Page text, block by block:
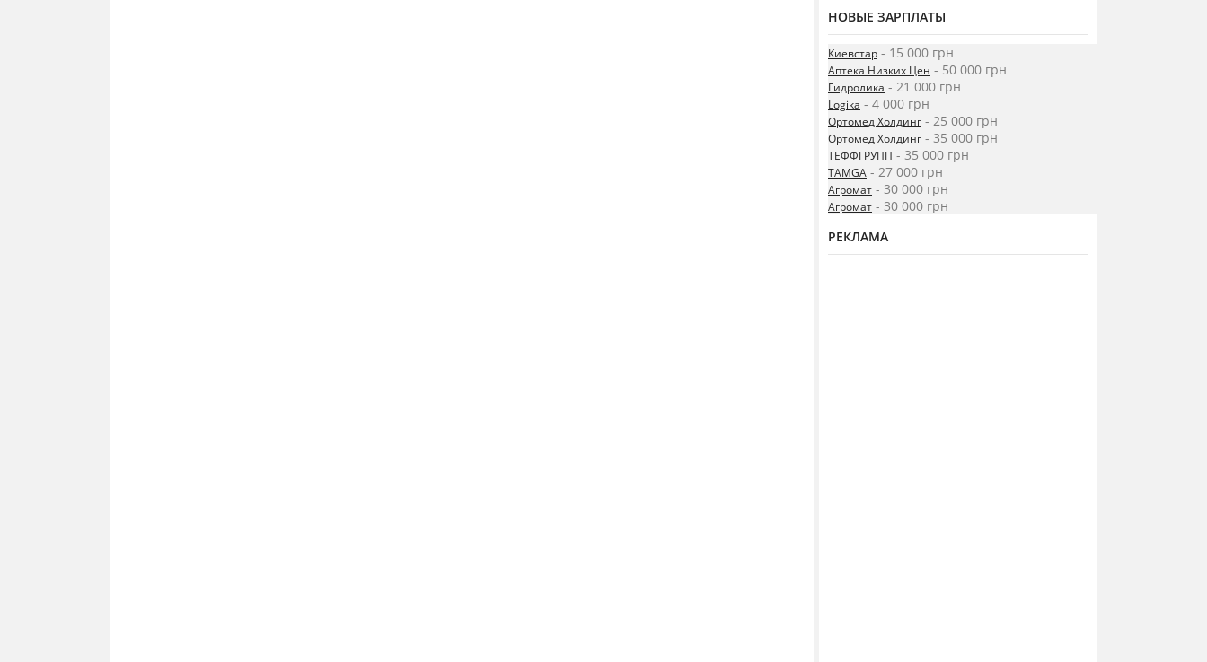
НОВЫЕ ЗАРПЛАТЫ
Киевстар - 15 000 грн
Аптека Низких Цен - 50 000 грн
Гидролика - 21 000 грн
Logika - 4 000 грн
Ортомед Холдинг - 25 000 грн
Ортомед Холдинг - 35 000 грн
ТЕФФГРУПП - 35 000 грн
TAMGA - 27 000 грн
Агромат - 30 000 грн
Агромат - 30 000 грн
РЕКЛАМА